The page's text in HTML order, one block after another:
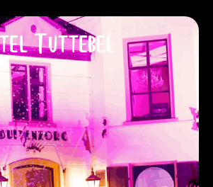
Tuttebel